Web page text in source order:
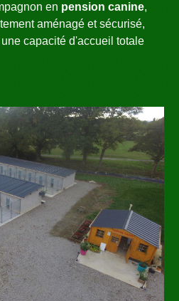
en pension canine,
aménagé et sécurisé,
capacité d'accueil totale